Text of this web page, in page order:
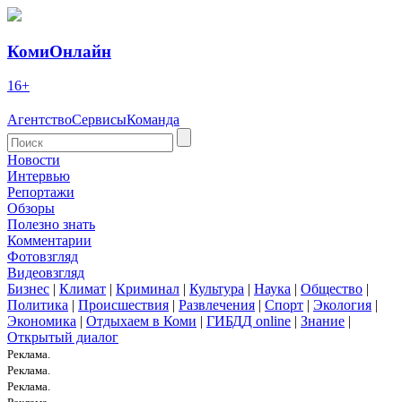
КомиОнлайн
16+
АгентствоСервисыКоманда
Новости
Интервью
Репортажи
Обзоры
Полезно знать
Комментарии
Фотовзгляд
Видеовзгляд
Бизнес | Климат | Криминал | Культура | Наука | Общество |
Политика | Происшествия | Развлечения | Спорт | Экология |
Экономика | Отдыхаем в Коми | ГИБДД online | Знание |
Открытый диалог
Реклама.
Реклама.
Реклама.